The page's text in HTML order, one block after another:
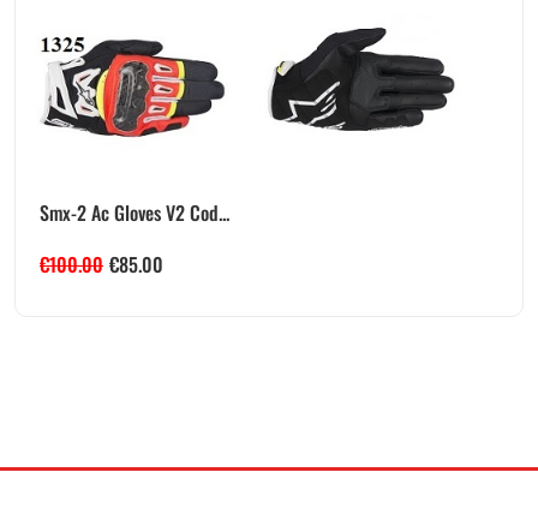
Smx-2 Ac Gloves V2 Cod...
€100.00 €85.00